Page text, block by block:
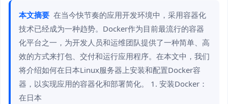
本文摘要 在当今快节奏的应用开发环境中，采用容器化
技术已经成为一种趋势。Docker作为目前最流行的容器
化平台之一，为开发人员和运维团队提供了一种简单、高
效的方式来打包、交付和运行应用程序。在本文中，我们
将介绍如何在日本Linux服务器上安装和配置Docker容
器，以实现应用的容器化和部署简化。 1. 安装Docker：
在日本